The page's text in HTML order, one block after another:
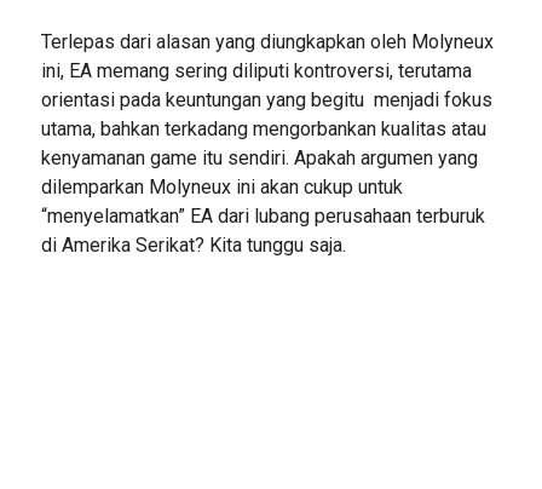
Terlepas dari alasan yang diungkapkan oleh Molyneux
ini, EA memang sering diliputi kontroversi, terutama
orientasi pada keuntungan yang begitu menjadi fokus
utama, bahkan terkadang mengorbankan kualitas atau
kenyamanan game itu sendiri. Apakah argumen yang
dilemparkan Molyneux ini akan cukup untuk
“menyelamatkan” EA dari lubang perusahaan terburuk
di Amerika Serikat? Kita tunggu saja.